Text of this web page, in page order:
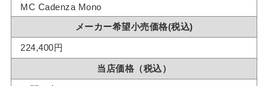
MC Cadenza Mono
メーカー希望小売価格(税込)
224,400円
当店価格（税込）